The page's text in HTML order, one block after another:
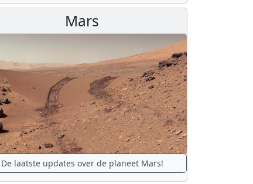
Mars
De laatste updates over de planeet Mars!